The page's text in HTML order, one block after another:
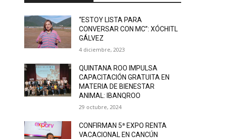
“ESTOY LISTA PARA
CONVERSAR CON MC”: XÓCHITL
GÁLVEZ
4 diciembre, 2023
QUINTANA ROO IMPULSA
CAPACITACIÓN GRATUITA EN
MATERIA DE BIENESTAR
ANIMAL: IBANQROO
29 octubre, 2024
CONFIRMAN 5ª EXPO RENTA
VACACIONAL EN CANCÚN